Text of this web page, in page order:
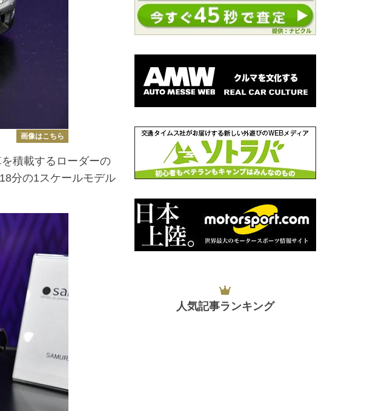
画像はこちら
積載するローダーの
分の1スケールモデル
人気記事ランキング